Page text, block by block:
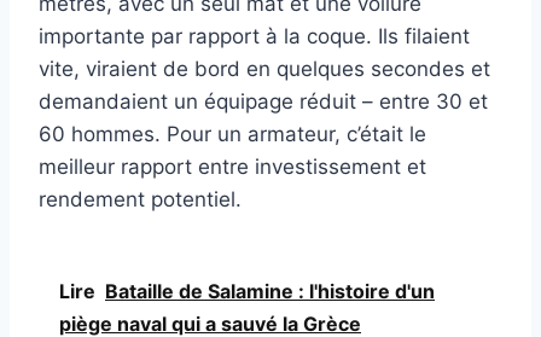
importante par rapport à la coque. Ils filaient
vite, viraient de bord en quelques secondes et
demandaient un équipage réduit – entre 30 et
60 hommes. Pour un armateur, c’était le
meilleur rapport entre investissement et
rendement potentiel.
Lire Bataille de Salamine : l'histoire d'un
piège naval qui a sauvé la Grèce